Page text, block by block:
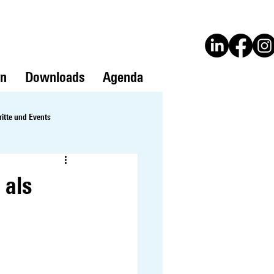
Downloads Agenda
und Events